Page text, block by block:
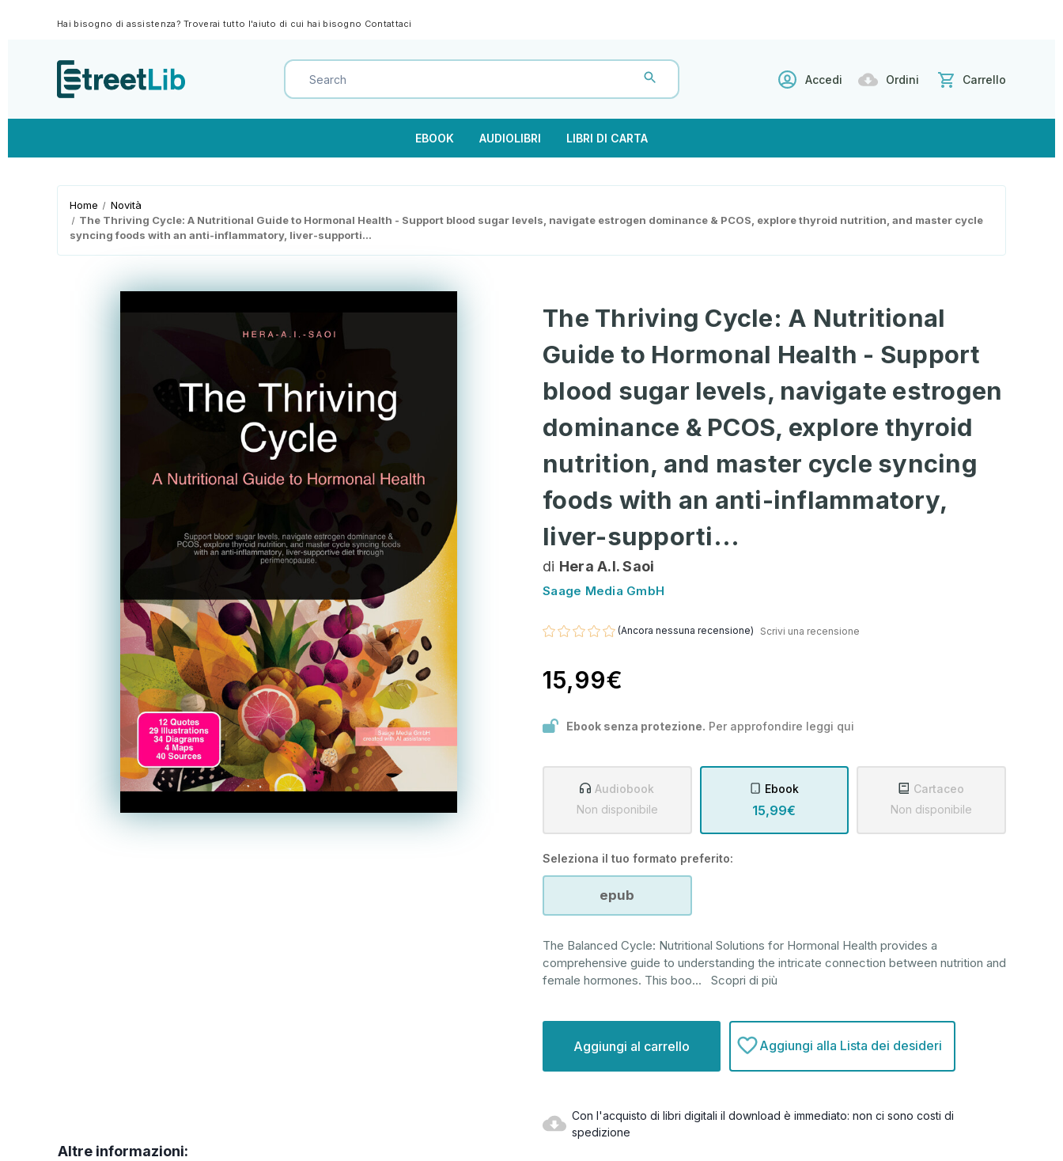
Hai bisogno di assistenza? Troverai tutto l'aiuto di cui hai bisogno Contattaci
Accedi Ordini Carrello
EBOOK AUDIOLIBRI LIBRI DI CARTA
Home
Novità
The Thriving Cycle: A Nutritional Guide to Hormonal Health - Support blood sugar levels, navigate estrogen dominance & PCOS, explore thyroid nutrition, and master cycle
syncing foods with an anti-inflammatory, liver-supporti...
The Thriving Cycle: A Nutritional
Guide to Hormonal Health - Support
blood sugar levels, navigate estrogen
dominance & PCOS, explore thyroid
nutrition, and master cycle syncing
foods with an anti-inflammatory,
liver-supporti...
di Hera A.I. Saoi
Saage Media GmbH
(Ancora nessuna recensione) Scrivi una recensione
15,99€
Ebook senza protezione. Per approfondire leggi qui
Audiobook
Non disponibile
Ebook
15,99€
Cartaceo
Non disponibile
Seleziona il tuo formato preferito:
epub
The Balanced Cycle: Nutritional Solutions for Hormonal Health provides a
comprehensive guide to understanding the intricate connection between nutrition and
female hormones. This boo... Scopri di più
attuale:
Aggiungi alla Lista dei desideri
Con l'acquisto di libri digitali il download è immediato: non ci sono costi di
spedizione
Altre informazioni: